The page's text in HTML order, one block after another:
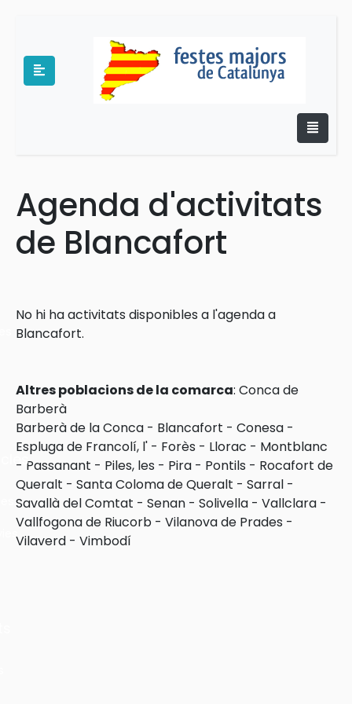
Agenda d'activitats
de Blancafort
No hi ha activitats disponibles a l'agenda a
Blancafort.
Altres poblacions de la comarca: Conca de
Barberà
Barberà de la Conca - Blancafort - Conesa -
Espluga de Francolí, l' - Forès - Llorac - Montblanc
- Passanant - Piles, les - Pira - Pontils - Rocafort de
Queralt - Santa Coloma de Queralt - Sarral -
Savallà del Comtat - Senan - Solivella - Vallclara -
Vallfogona de Riucorb - Vilanova de Prades -
Vilaverd - Vimbodí